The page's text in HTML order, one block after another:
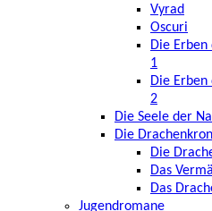
Vyrad
Oscuri
Die Erben
1
Die Erben
2
Die Seele der
Die
Die
Das
Das
Jugendromane